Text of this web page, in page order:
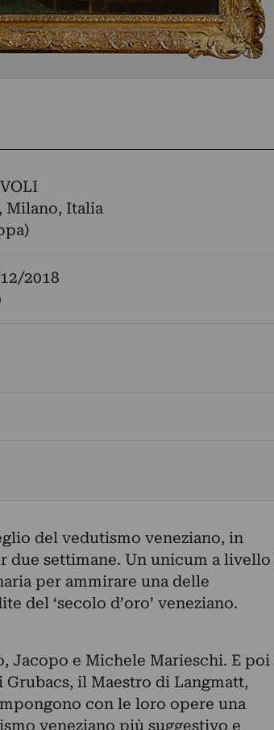
Milano, Italia
2018
del vedutismo veneziano, in
due settimane. Un unicum a livello
per ammirare una delle
del ‘secolo d’oro’ veneziano.
Jacopo e Michele Marieschi. E poi
Grubacs, il Maestro di Langmatt,
con le loro opere una
veneziano più suggestivo e